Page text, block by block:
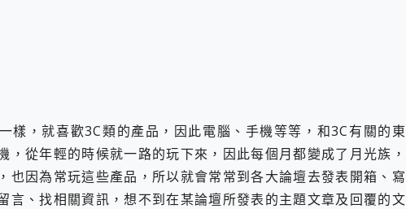
樣，就喜歡3C類的產品，因此電腦、手機等等，和3C有關的東
，從年輕的時候就一路的玩下來，因此每個月都變成了月光族，
也因為常玩這些產品，所以就會常常到各大論壇去發表開箱、寫
言、找相關資訊，想不到在某論壇所發表的主題文章及回覆的文